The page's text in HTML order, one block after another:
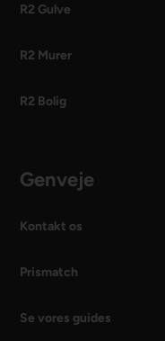
R2 Gulve
R2 Murer
R2 Bolig
Genveje
Kontakt os
Prismatch
Se vores guides